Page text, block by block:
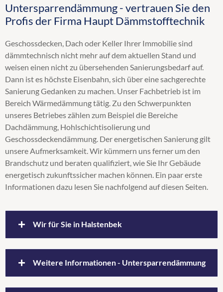
Untersparrendämmung - vertrauen Sie den
Profis der Firma Haupt Dämmstofftechnik
Geschossdecken, Dach oder Keller Ihrer Immobilie sind
dämmtechnisch nicht mehr auf dem aktuellen Stand und
weisen einen nicht zu übersehenden Sanierungsbedarf auf.
Dann ist es höchste Eisenbahn, sich über eine sachgerechte
Sanierung Gedanken zu machen. Unser Fachbetrieb ist im
Bereich Wärmedämmung tätig. Zu den Schwerpunkten
unseres Betriebes zählen zum Beispiel die Bereiche
Dachdämmung, Hohlschichtisolierung und
Geschossdeckendämmung. Der energetischen Sanierung gilt
unsere Aufmerksamkeit. Wir kümmern uns ferner um den
Brandschutz und beraten qualifiziert, wie Sie Ihr Gebäude
energetisch zukunftssicher machen können. Ein paar erste
Informationen dazu lesen Sie nachfolgend auf diesen Seiten.
Wir für Sie in Halstenbek
Unser Wirkungskreis umfasst auch
Halstenbek
Weitere Informationen - Untersparrendämmung
HK 33
Hohlraumdämmung
Innendämmung
Kellerdeckendämmung
Kerndämmung
Obergeschossdeckendämmung
Steicozell
Supafil
Wärmedämmung
Zellulosedämmung